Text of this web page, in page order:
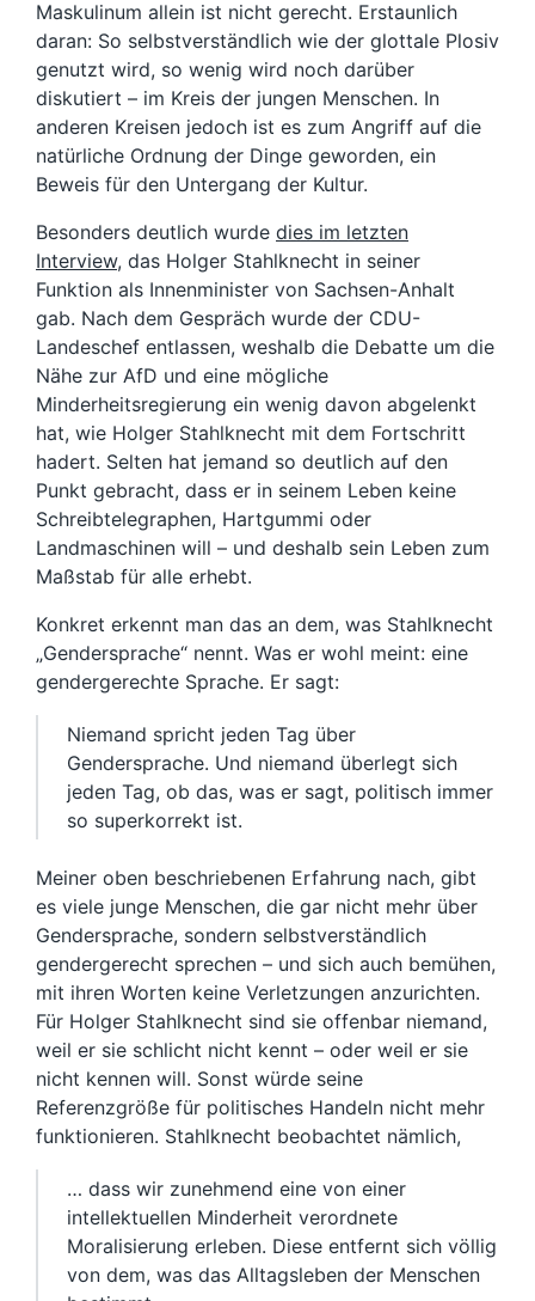
Maskulinum allein ist nicht gerecht. Erstaunlich
daran: So selbstverständlich wie der glottale Plosiv
genutzt wird, so wenig wird noch darüber
diskutiert – im Kreis der jungen Menschen. In
anderen Kreisen jedoch ist es zum Angriff auf die
natürliche Ordnung der Dinge geworden, ein
Beweis für den Untergang der Kultur.
Besonders deutlich wurde dies im letzten
Interview, das Holger Stahlknecht in seiner
Funktion als Innenminister von Sachsen-Anhalt
gab. Nach dem Gespräch wurde der CDU-
Landeschef entlassen, weshalb die Debatte um die
Nähe zur AfD und eine mögliche
Minderheitsregierung ein wenig davon abgelenkt
hat, wie Holger Stahlknecht mit dem Fortschritt
hadert. Selten hat jemand so deutlich auf den
Punkt gebracht, dass er in seinem Leben keine
Schreibtelegraphen, Hartgummi oder
Landmaschinen will – und deshalb sein Leben zum
Maßstab für alle erhebt.
Konkret erkennt man das an dem, was Stahlknecht
„Gendersprache“ nennt. Was er wohl meint: eine
gendergerechte Sprache. Er sagt:
Niemand spricht jeden Tag über
Gendersprache. Und niemand überlegt sich
jeden Tag, ob das, was er sagt, politisch immer
so superkorrekt ist.
Meiner oben beschriebenen Erfahrung nach, gibt
es viele junge Menschen, die gar nicht mehr über
Gendersprache, sondern selbstverständlich
gendergerecht sprechen – und sich auch bemühen,
mit ihren Worten keine Verletzungen anzurichten.
Für Holger Stahlknecht sind sie offenbar niemand,
weil er sie schlicht nicht kennt – oder weil er sie
nicht kennen will. Sonst würde seine
Referenzgröße für politisches Handeln nicht mehr
funktionieren. Stahlknecht beobachtet nämlich,
… dass wir zunehmend eine von einer
intellektuellen Minderheit verordnete
Moralisierung erleben. Diese entfernt sich völlig
von dem, was das Alltagsleben der Menschen